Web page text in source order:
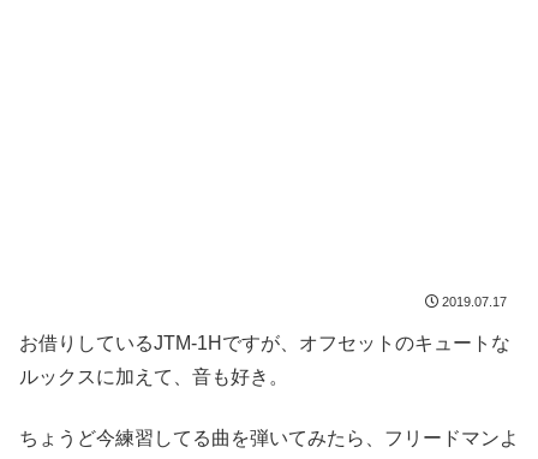
2019.07.17
お借りしているJTM-1Hですが、オフセットのキュートな
ルックスに加えて、音も好き。
ちょうど今練習してる曲を弾いてみたら、フリードマンよ